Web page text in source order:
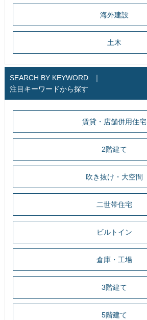
海外建設
土木
SEARCH BY KEYWORD
｜
注目キーワードから探す
賃貸・店舗併用住宅
2階建て
吹き抜け・大空間
二世帯住宅
ビルトイン
倉庫・工場
3階建て
5階建て